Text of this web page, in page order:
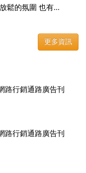
鬆的氛圍 也有...
更多資訊
路行銷通路廣告刊
面優惠中....
路行銷通路廣告刊
面優惠中....